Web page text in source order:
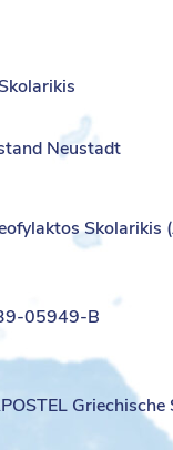
Neustadt
Skolarikis
05949-B